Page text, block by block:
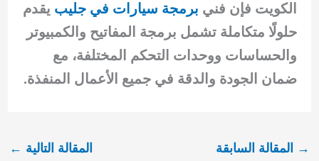
الكويت فإن فني برمجة سيارات في جليب يقدم
حلولًا متكاملة تشمل برمجة المفاتيح والكمبيوتر
والحساسات ووحدات التحكم المختلفة، مع
ضمان الجودة والدقة في جميع الأعمال المنفذة.
→ المقالة السابقة المقالة التالية ←